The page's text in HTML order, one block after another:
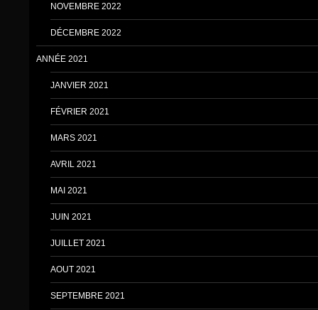
NOVEMBRE 2022
DÉCEMBRE 2022
ANNÉE 2021
JANVIER 2021
FÉVRIER 2021
MARS 2021
AVRIL 2021
MAI 2021
JUIN 2021
JUILLET 2021
AOUT 2021
SEPTEMBRE 2021